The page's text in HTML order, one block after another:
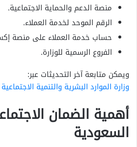
منصة الدعم والحماية الاجتماعية.
الرقم الموحد لخدمة العملاء.
حساب خدمة العملاء على منصة
الفروع الرسمية للوزارة.
ويمكن متابعة آخر التحديثات عبر:
وزارة الموارد البشرية والتنمية الاجتماعية
أهمية الضمان
السعودية